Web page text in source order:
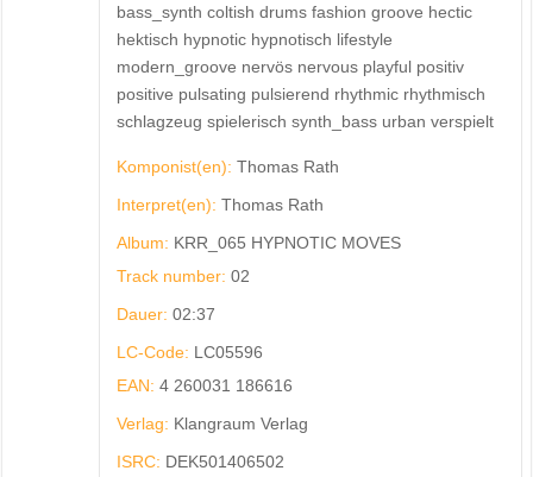
bass_synth coltish drums fashion groove hectic
hektisch hypnotic hypnotisch lifestyle
modern_groove nervös nervous playful positiv
positive pulsating pulsierend rhythmic rhythmisch
schlagzeug spielerisch synth_bass urban verspielt
Komponist(en): Thomas Rath
Interpret(en): Thomas Rath
Album: KRR_065 HYPNOTIC MOVES
Track number: 02
Dauer: 02:37
LC-Code: LC05596
EAN: 4 260031 186616
Verlag: Klangraum Verlag
ISRC: DEK501406502